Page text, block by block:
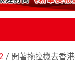
2 開著拖拉機去香港